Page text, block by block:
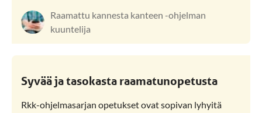
Raamattu kannesta kanteen -ohjelman
kuuntelija
Syvää ja tasokasta raamatunopetusta
Rkk-ohjelmasarjan opetukset ovat sopivan lyhyitä